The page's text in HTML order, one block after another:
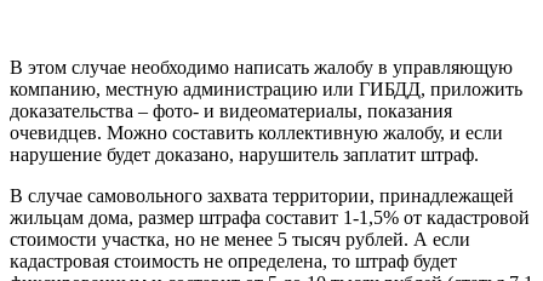
В этом случае необходимо написать жалобу в управляющую
компанию, местную администрацию или ГИБДД, приложить
доказательства – фото- и видеоматериалы, показания
очевидцев. Можно составить коллективную жалобу, и если
нарушение будет доказано, нарушитель заплатит штраф.
В случае самовольного захвата территории, принадлежащей
жильцам дома, размер штрафа составит 1-1,5% от кадастровой
стоимости участка, но не менее 5 тысяч рублей. А если
кадастровая стоимость не определена, то штраф будет